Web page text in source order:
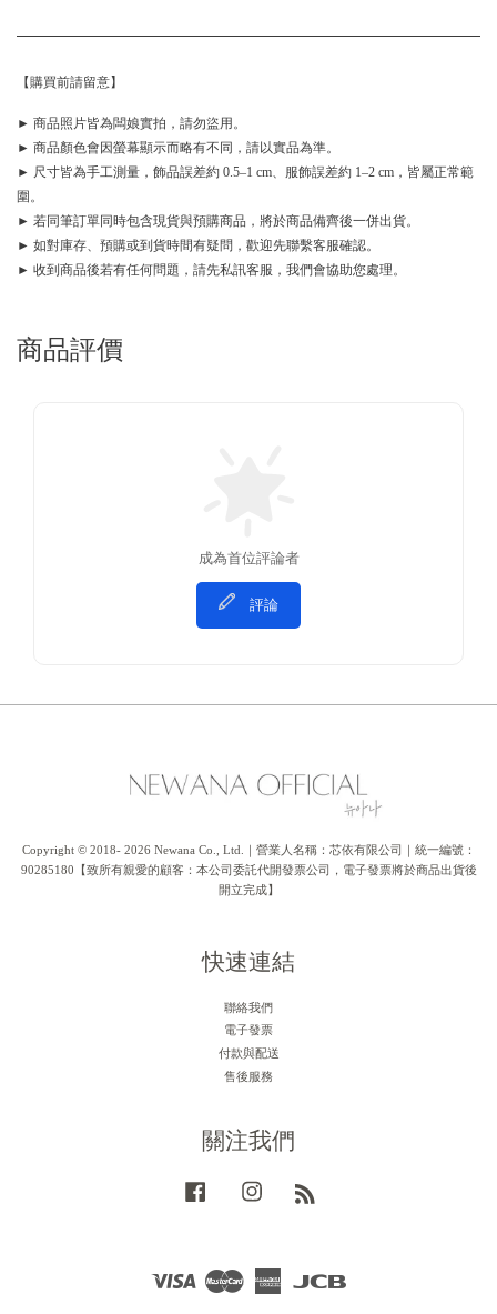
【購買前請留意】
► 商品照片皆為闆娘實拍，請勿盜用。
► 商品顏色會因螢幕顯示而略有不同，請以實品為準。
► 尺寸皆為手工測量，飾品誤差約 0.5–1 cm、服飾誤差約 1–2 cm，皆屬正常範
圍。
► 若同筆訂單同時包含現貨與預購商品，將於商品備齊後一併出貨。
► 如對庫存、預購或到貨時間有疑問，歡迎先聯繫客服確認。
► 收到商品後若有任何問題，請先私訊客服，我們會協助您處理。
商品評價
成為首位評論者
評論
Copyright © 2018- 2026 Newana Co., Ltd.｜營業人名稱：芯依有限公司｜統一編號：
90285180【致所有親愛的顧客：本公司委託代開發票公司，電子發票將於商品出貨後
開立完成】
快速連結
聯絡我們
電子發票
付款與配送
售後服務
關注我們
Facebook Instagram
Visa
American